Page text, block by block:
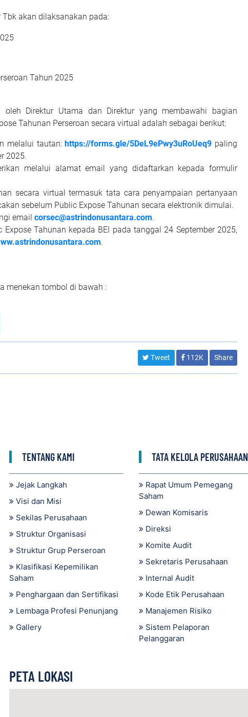
akan dilaksanakan pada:
Tahun 2025
Direktur Utama dan Direktur yang membawahi bagian
Tahunan Perseroan secara virtual adalah sebagai berikut:
melalui tautan:https://forms.gle/5DeL9ePwy3uRoUeq9 paling
2025.
melalui alamat email yang didaftarkan kepada formulir
secara virtual termasuk tata cara penyampaian pertanyaan
sebelum Public Expose Tahunan secara elektronik dimulai.
email corsec@astrindonusantara.com.
Tahunan kepada BEI pada tanggal 24 September 2025,
.
menekan tombol di bawah :
Tweet 112K Share
TENTANG KAMI
Jejak Langkah
Visi dan Misi
Sekilas Perusahaan
Struktur Organisasi
Struktur Grup Perseroan
Klasifikasi Kepemilikan
Saham
Penghargaan dan Sertifikasi
Lembaga Profesi Penunjang
Gallery
TATA KELOLA PERUSAHAAN
Rapat Umum Pemegang
Saham
Dewan Komisaris
Direksi
Komite Audit
Sekretaris Perusahaan
Internal Audit
Kode Etik Perusahaan
Manajemen Risiko
Sistem Pelaporan
Pelanggaran
PETA LOKASI